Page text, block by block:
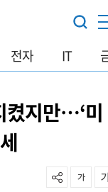
전자 IT
켰지만…‘미